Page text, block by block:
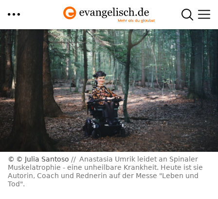
Direkt
zum
Inhalt
© Julia Santoso
Anastasia Umrik leidet an Spinaler
Muskelatrophie - eine unheilbare Krankheit. Heute ist sie
Autorin, Coach und Rednerin auf der Messe "Leben und
Tod".